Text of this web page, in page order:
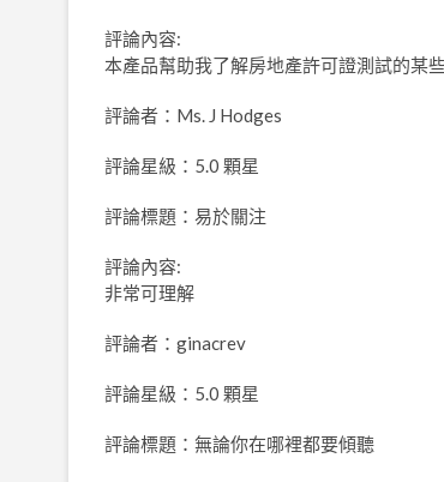
評論內容:
本產品幫助我了解房地產許可證測試的某
評論者：Ms. J Hodges
評論星級：5.0 顆星
評論標題：易於關注
評論內容:
非常可理解
評論者：ginacrev
評論星級：5.0 顆星
評論標題：無論你在哪裡都要傾聽